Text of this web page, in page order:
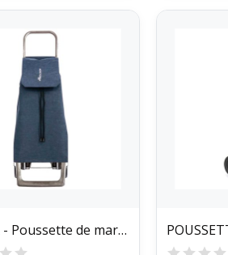
ROLSER - Poussette de marché 2 roues Jet in Joy...